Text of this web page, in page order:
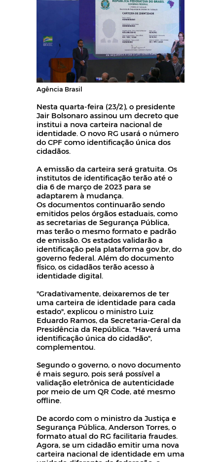
Agência Brasil
Nesta quarta-feira (23/2), o presidente
Jair Bolsonaro assinou um decreto que
institui a nova carteira nacional de
identidade. O novo RG usará o número
do CPF como identificação única dos
cidadãos.
A emissão da carteira será gratuita. Os
institutos de identificação terão até o
dia 6 de março de 2023 para se
adaptarem à mudança.
Os documentos continuarão sendo
emitidos pelos órgãos estaduais, como
as secretarias de Segurança Pública,
mas terão o mesmo formato e padrão
de emissão. Os estados validarão a
identificação pela plataforma gov.br, do
governo federal. Além do documento
físico, os cidadãos terão acesso à
identidade digital.
"Gradativamente, deixaremos de ter
uma carteira de identidade para cada
estado", explicou o ministro Luiz
Eduardo Ramos, da Secretaria-Geral da
Presidência da República. "Haverá uma
identificação única do cidadão",
complementou.
Segundo o governo, o novo documento
é mais seguro, pois será possível a
validação eletrônica de autenticidade
por meio de um QR Code, até mesmo
offline.
De acordo com o ministro da Justiça e
Segurança Pública, Anderson Torres, o
formato atual do RG facilitaria fraudes.
Agora, se um cidadão emitir uma nova
carteira nacional de identidade em uma